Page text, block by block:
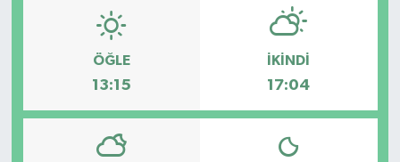
ÖĞLE
13:15
İKINDI
17:04